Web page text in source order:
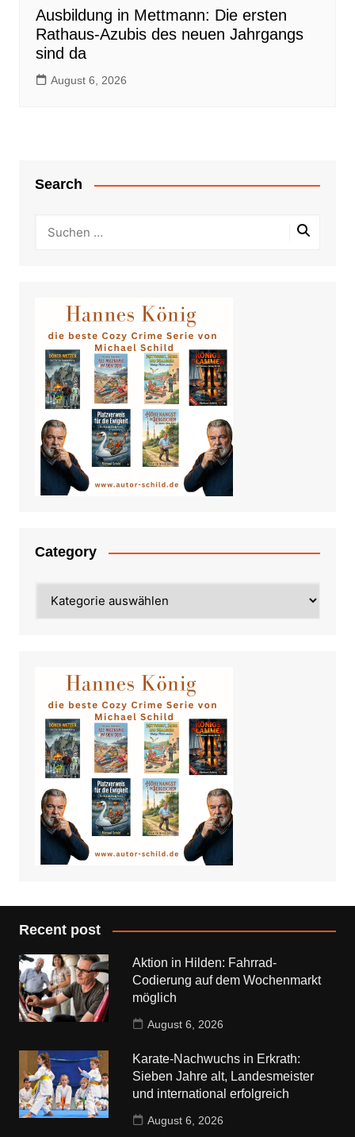
Ausbildung in Mettmann: Die ersten
Rathaus-Azubis des neuen Jahrgangs
sind da
August 6, 2026
Search
Category
Recent post
Aktion in Hilden: Fahrrad-
Codierung auf dem Wochenmarkt
möglich
August 6, 2026
Karate-Nachwuchs in Erkrath:
Sieben Jahre alt, Landesmeister
und international erfolgreich
August 6, 2026